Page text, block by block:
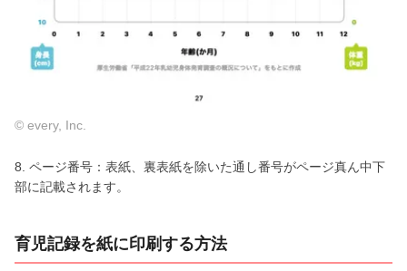
© every, Inc.
8. ページ番号：表紙、裏表紙を除いた通し番号がページ真ん中下
部に記載されます。
育児記録を紙に印刷する方法